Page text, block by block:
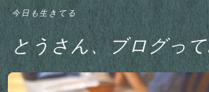
とうさん、ブログって
今日も生きてる
MENU